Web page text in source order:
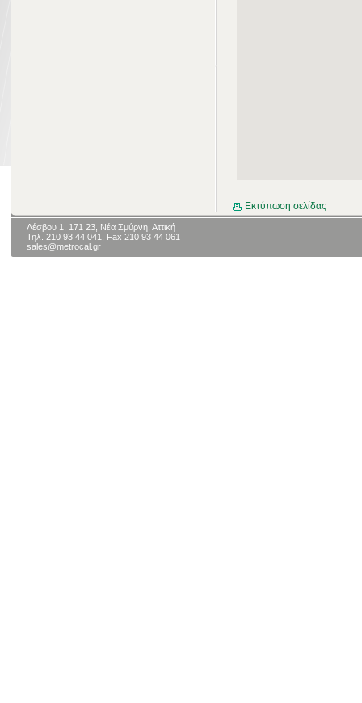
Εκτύπωση σελίδας
Λέσβου 1, 171 23, Νέα Σμύρνη, Αττική
Τηλ. 210 93 44 041, Fax 210 93 44 061
sales@metrocal.gr